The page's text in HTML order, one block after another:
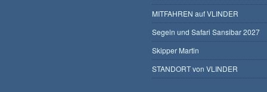
MITFAHREN auf VLINDER
Segeln und Safari Sansibar 2027
Skipper Martin
STANDORT von VLINDER